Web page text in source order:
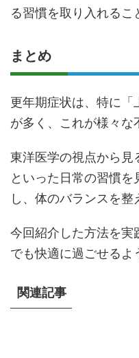
る習慣を取り入れるこ
まとめ
更年期症状は、特に「
が多く、これが様々な
東洋医学の視点から見
といった日常の習慣
し、体のバランスを整
今回紹介した方法を実
でも快適に過ごせるよ
関連記事